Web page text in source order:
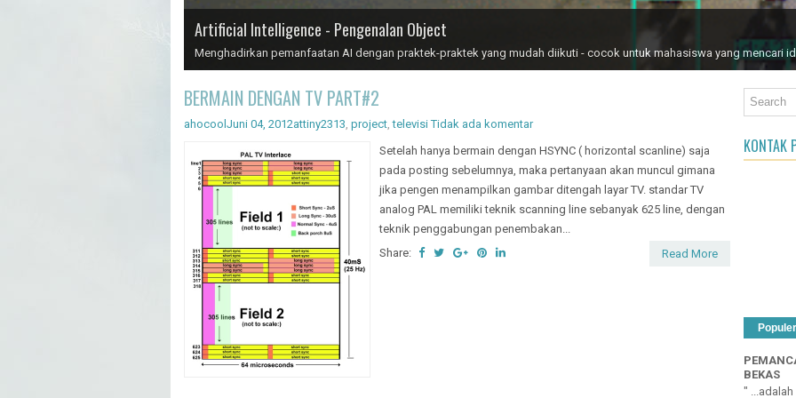
Artificial Intelligence - Pengenalan Object
Menghadirkan pemanfaatan AI dengan praktek-praktek yang mudah diikuti - cocok untuk mahasiswa yang mencari
BERMAIN DENGAN TV PART#2
ahocool Juni 04, 2012attiny2313, project,televisi Tidak ada komentar
Setelah hanya bermain dengan HSYNC ( horizontal scanline) saja
pada posting sebelumnya, maka pertanyaan akan muncul gimana
jika pengen menampilkan gambar ditengah layar TV. standar TV
analog PAL memiliki teknik scanning line sebanyak 625 line, dengan
teknik penggabungan penembakan...
Share:
Read More
KONTAK
Populer
BEKAS
"